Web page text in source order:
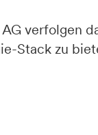
verfolgen
Stack zu